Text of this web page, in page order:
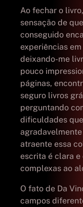
Ao fechar o
sensação de
conseguido
experiências
deixando-me
pouco
páginas,
seguro livros
perguntando
dificuldades
atraente essa
escrita é clara e
complexas ao
O fato de Da
campos